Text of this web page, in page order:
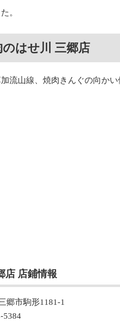
。
はせ川 三郷店
流山線、焼肉きんぐの向かい
店 店鋪情報
郷市駒形1181-1
5384